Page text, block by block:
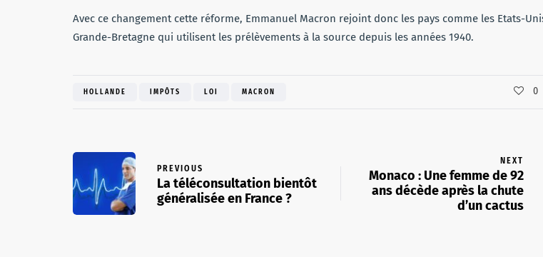
Avec ce changement cette réforme, Emmanuel Macron rejoint donc les pays comme les Etats-
Grande-Bretagne qui utilisent les prélèvements à la source depuis les années 1940.
HOLLANDE IMPÔTS LOI MACRON 0
PREVIOUS
La téléconsultation bientôt
généralisée en France ?
NEXT
Monaco : Une femme de 92
ans décède après la chute
d’un cactus